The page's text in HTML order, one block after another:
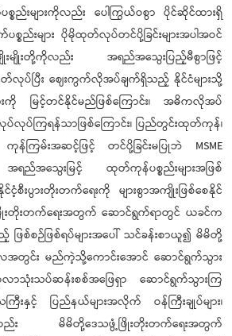
စည်းများကိုလည်း ပေါကြွယ်ဝစွာ ပိုင်ဆိုင်ထားရှိ
စ္စည်းများ ပိုမိုထုတ်လုပ်တင်ပို့ခြင်းများအပါအဝင်
ျိုးမျိုးတို့ကိုလည်း အရည်အသွေးပြည့်မီစွာဖြင့်
ပ်ပြီး ဈေးကွက်လိုအပ်ချက်ရှိသည့် နိုင်ငံများသို့
ားကို မြင့်တင်နိုင်မည်ဖြစ်ကြောင်း၊ အဓိကလိုအပ်
ကြရန်သာဖြစ်ကြောင်း၊ ပြည်တွင်းထုတ်ကုန်၊
ကုန်ကြမ်းအဆင့်ဖြင့် တင်ပို့ခြင်းမပြုဘဲ MSME
ရည်အသွေးမြင့် ထုတ်ကုန်ပစ္စည်းများအဖြစ်
စီးပွားတိုးတက်ရေးကို များစွာအကျိုးဖြစ်စေနိုင်
ဖြိုးတိုးတက်ရေးအတွက် ဆောင်ရွက်ရာတွင် ယခင်က
ဖြစ်စဉ်ဖြစ်ရပ်များအပေါ် သင်ခန်းစာယူ၍ မိမိတို့
တွင်း မည်ကဲ့သို့ကောင်းအောင် ဆောင်ရွက်သွား
ာသုံးသပ်ဆန်းစစ်အဖြေရှာ ဆောင်ရွက်သွားကြ
ြီးနှင့် ပြည်နယ်များအလိုက် ဝန်ကြီးချုပ်များ၊
င့်လည်း မိမိတို့ဒေသဖွံ့ဖြိုးတိုးတက်ရေးအတွက်